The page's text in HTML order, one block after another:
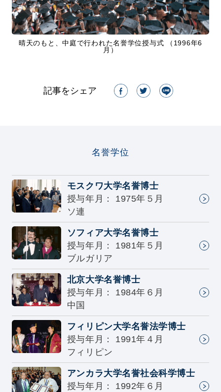
晴天のもと、中庭で行われた名誉学位授与式
（1996年6
月）
記事をシェア
名誉学位
モスクワ大学名誉博士
授与年月： 1975年５月
ソ連
ソフィア大学名誉博士
授与年月： 1981年５月
ブルガリア
北京大学名誉博士
授与年月： 1984年６月
中国
フィリピン大学名誉法学博士
授与年月： 1991年４月
フィリピン
アンカラ大学名誉社会科学博士
授与年月： 1992年６月